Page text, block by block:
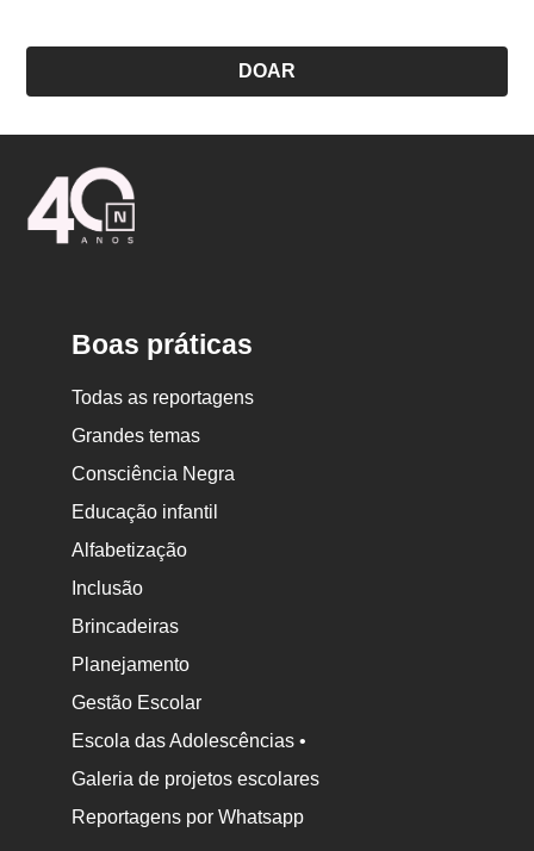
DOAR
Boas práticas
Todas as reportagens
Grandes temas
Consciência Negra
Educação infantil
Alfabetização
Inclusão
Brincadeiras
Planejamento
Gestão Escolar
Escola das Adolescências •
Galeria de projetos escolares
Reportagens por Whatsapp